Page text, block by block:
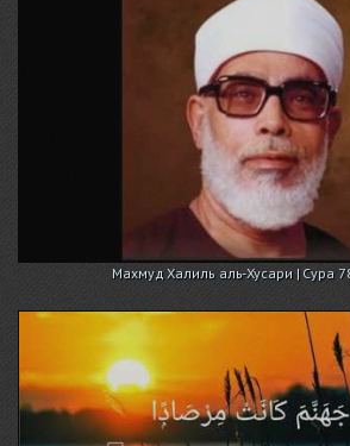
Махмуд Халиль аль-Хусари | Сура